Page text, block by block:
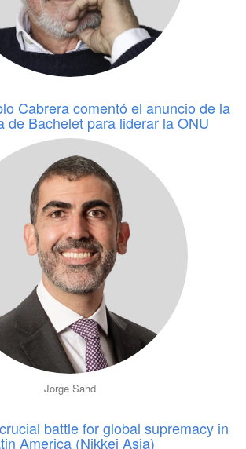
Cabrera comentó el anuncio de la
de Bachelet para liderar la ONU
Jorge Sahd
battle for global supremacy in
America (Nikkei Asia)